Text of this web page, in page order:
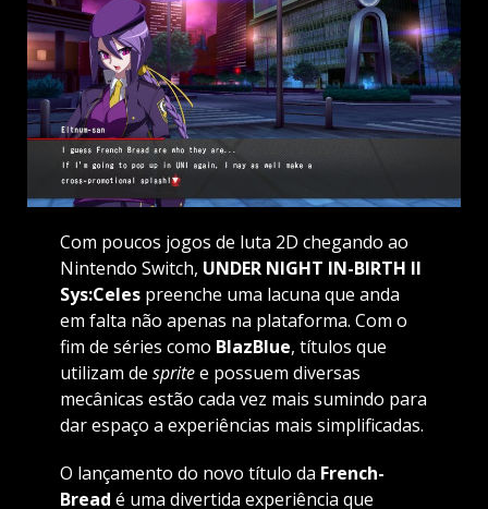
Com poucos jogos de luta 2D chegando ao
Nintendo Switch, UNDER NIGHT IN-BIRTH II
Sys:Celes preenche uma lacuna que anda
em falta não apenas na plataforma. Com o
fim de séries como BlazBlue, títulos que
utilizam de spritee possuem diversas
mecânicas estão cada vez mais sumindo para
dar espaço a experiências mais simplificadas.
O lançamento do novo título da French-
Bread é uma divertida experiência que